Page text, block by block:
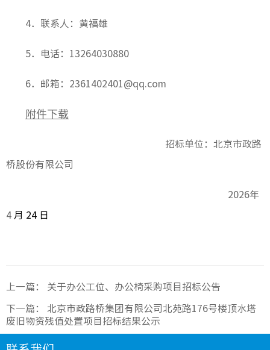
4．联系人：黄福雄
5．电话：13264030880
6．邮箱：2361402401@qq.com
附件下载
招标单位：北京市政路
桥股份有限公司
2026年
4 月 24 日
上一篇： 关于办公工位、办公椅采购项目招标公告
下一篇：
北京市政路桥集团有限公司北苑路176号楼顶水塔
废旧物资残值处置项目招标结果公示